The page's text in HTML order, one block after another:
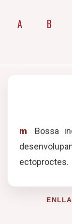
A B
m
Bossa
ectoproctes.